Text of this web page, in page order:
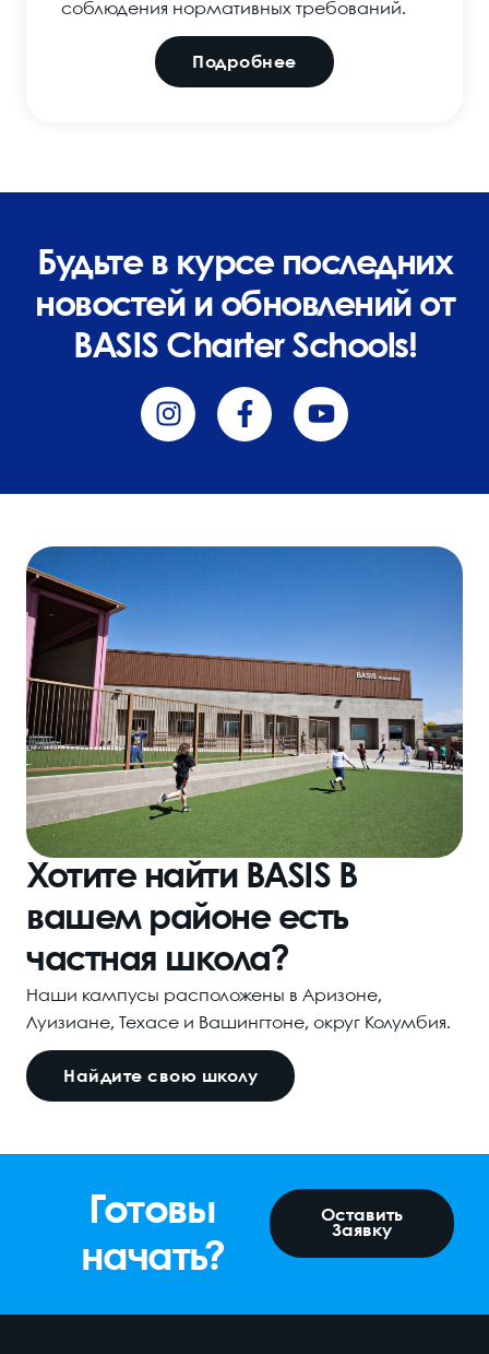
соблюдения нормативных требований.
Подробнее
Будьте в курсе последних
новостей и обновлений от
BASIS Charter Schools!
Хотите найти BASIS В
вашем районе есть
частная школа?
Наши кампусы расположены в Аризоне,
Луизиане, Техасе и Вашингтоне, округ Колумбия.
Найдите свою школу
Готовы
начать?
Оставить
Заявку